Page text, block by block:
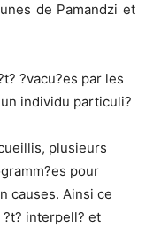
de Pamandzi et
?vacu?es par les
individu particuli?
plusieurs
pour
causes. Ainsi ce
interpell? et